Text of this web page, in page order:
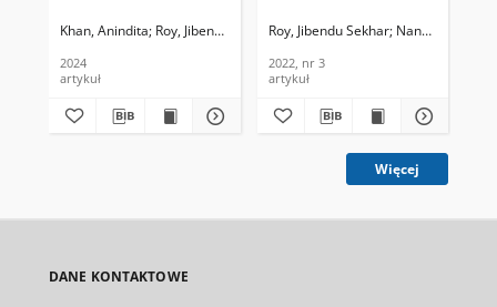
Information Technology,
Khan, Anindita Roy, Jibendu Sekhar
2024
artykuł
of Telecommunications
Technology, 2022, nr 3
Roy, Jibendu Sekhar Nandi, Pampa
2022, nr 3
artykuł
Więcej
DANE KONTAKTOWE